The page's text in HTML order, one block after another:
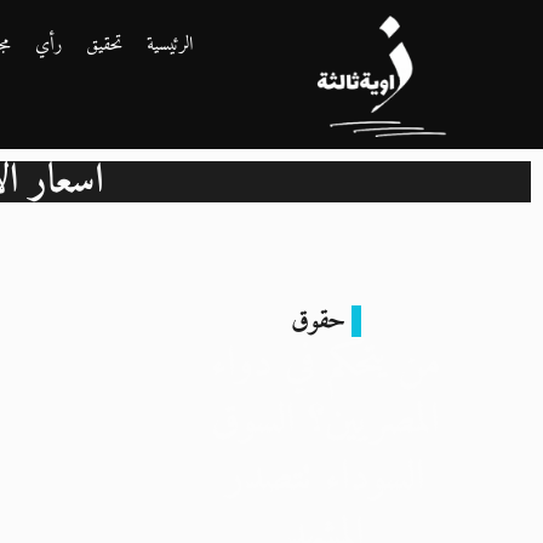
الرئيسية تحقيق رأي
أسعار
حقوق